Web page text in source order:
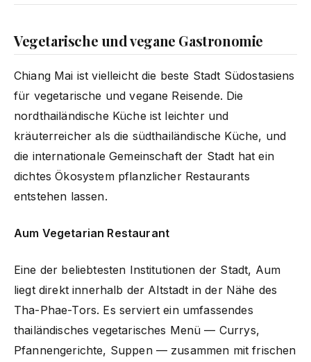
Vegetarische und vegane Gastronomie
Chiang Mai ist vielleicht die beste Stadt Südostasiens
für vegetarische und vegane Reisende. Die
nordthailändische Küche ist leichter und
kräuterreicher als die südthailändische Küche, und
die internationale Gemeinschaft der Stadt hat ein
dichtes Ökosystem pflanzlicher Restaurants
entstehen lassen.
Aum Vegetarian Restaurant
Eine der beliebtesten Institutionen der Stadt, Aum
liegt direkt innerhalb der Altstadt in der Nähe des
Tha-Phae-Tors. Es serviert ein umfassendes
thailändisches vegetarisches Menü — Currys,
Pfannengerichte, Suppen — zusammen mit frischen